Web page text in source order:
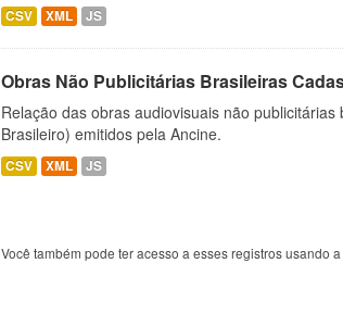
CSV XML JS
Obras Não Publicitárias Brasileiras
Relação das obras audiovisuais não
Brasileiro) emitidos pela Ancine.
CSV XML JS
Você também pode ter acesso a esses registros usando a